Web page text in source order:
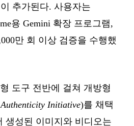
추가된다. 사용자는
용 Gemini 확장 프로그램,
만 회 이상 검증을 수행했
도구 전반에 걸쳐 개방형
Initiative)를 채택
생성된 이미지와 비디오는